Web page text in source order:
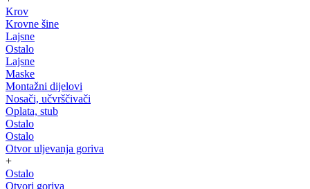
Krov
Krovne šine
Lajsne
Ostalo
Lajsne
Maske
Montažni dijelovi
Nosači, učvrščivači
Oplata, stub
Ostalo
Ostalo
Otvor uljevanja goriva
+
Ostalo
Otvori goriva